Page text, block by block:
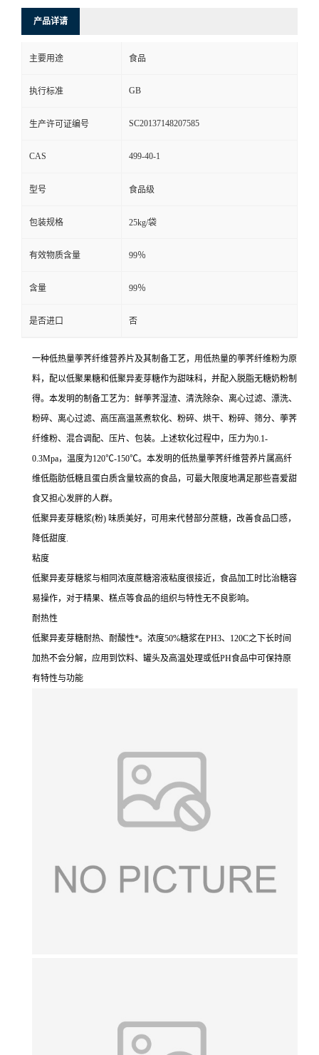
产品详请
主要用途 食品
执行标准 GB
生产许可证编号 SC20137148207585
CAS 499-40-1
型号 食品级
包装规格 25kg/袋
有效物质含量 99％
含量 99％
是否进口 否
一种低热量荸荠纤维营养片及其制备工艺，用低热量的荸荠纤维粉为原
料，配以低聚果糖和低聚异麦芽糖作为甜味科，并配入脱脂无糖奶粉制
得。本发明的制备工艺为：鲜荸荠湿渣、清洗除杂、离心过滤、漂洗、
粉碎、离心过滤、高压高温蒸煮软化、粉碎、烘干、粉碎、筛分、荸荠
纤维粉、混合调配、压片、包装。上述软化过程中，压力为0.1-
0.3Mpa，温度为120℃-150℃。本发明的低热量荸荠纤维营养片属高纤
维低脂肪低糖且蛋白质含量较高的食品，可最大限度地满足那些喜爱甜
食又担心发胖的人群。
低聚异麦芽糖浆(粉) 味质美好，可用来代替部分蔗糖，改善食品口感，
降低甜度.
粘度
低聚异麦芽糖浆与相同浓度蔗糖溶液粘度很接近，食品加工时比治糖容
易操作，对于精果、糕点等食品的组织与特性无不良影响。
耐热性
低聚异麦芽糖耐热、耐酸性*。浓度50%糖浆在PH3、120C之下长时间
加热不会分解，应用到饮料、罐头及高温处理或低PH食品中可保持原
有特性与功能